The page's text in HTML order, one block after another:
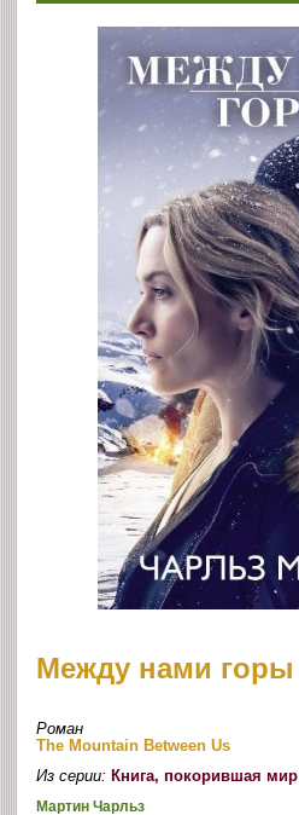
Между нами горы
Роман
The Mountain Between Us
Из серии: Книга, покорившая мир
Мартин Чарльз